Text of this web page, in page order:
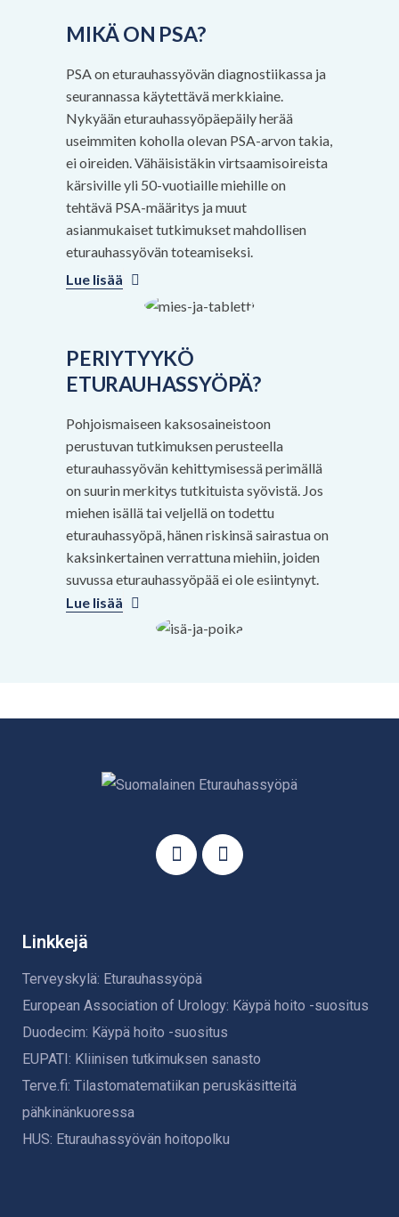
MIKÄ ON PSA?
PSA on eturauhassyövän diagnostiikassa ja
seurannassa käytettävä merkkiaine.
Nykyään eturauhassyöpäepäily herää
useimmiten koholla olevan PSA-arvon takia,
ei oireiden. Vähäisistäkin virtsaamisoireista
kärsiville yli 50-vuotiaille miehille on
tehtävä PSA-määritys ja muut
asianmukaiset tutkimukset mahdollisen
eturauhassyövän toteamiseksi.
Lue lisää
PERIYTYYKÖ
ETURAUHASSYÖPÄ?
Pohjoismaiseen kaksosaineistoon
perustuvan tutkimuksen perusteella
eturauhassyövän kehittymisessä perimällä
on suurin merkitys tutkituista syövistä. Jos
miehen isällä tai veljellä on todettu
eturauhassyöpä, hänen riskinsä sairastua on
kaksinkertainen verrattuna miehiin, joiden
suvussa eturauhassyöpää ei ole esiintynyt.
Lue lisää
Linkkejä
Terveyskylä: Eturauhassyöpä
European Association of Urology: Käypä hoito -suositus
Duodecim: Käypä hoito -suositus
EUPATI: Kliinisen tutkimuksen sanasto
Terve.fi: Tilastomatematiikan peruskäsitteitä
pähkinänkuoressa
HUS: Eturauhassyövän hoitopolku